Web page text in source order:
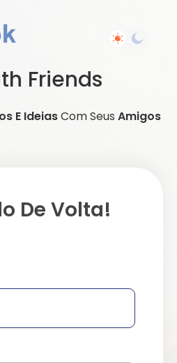
Friends
E IdeiasCom Seus Amigos
De Volta!